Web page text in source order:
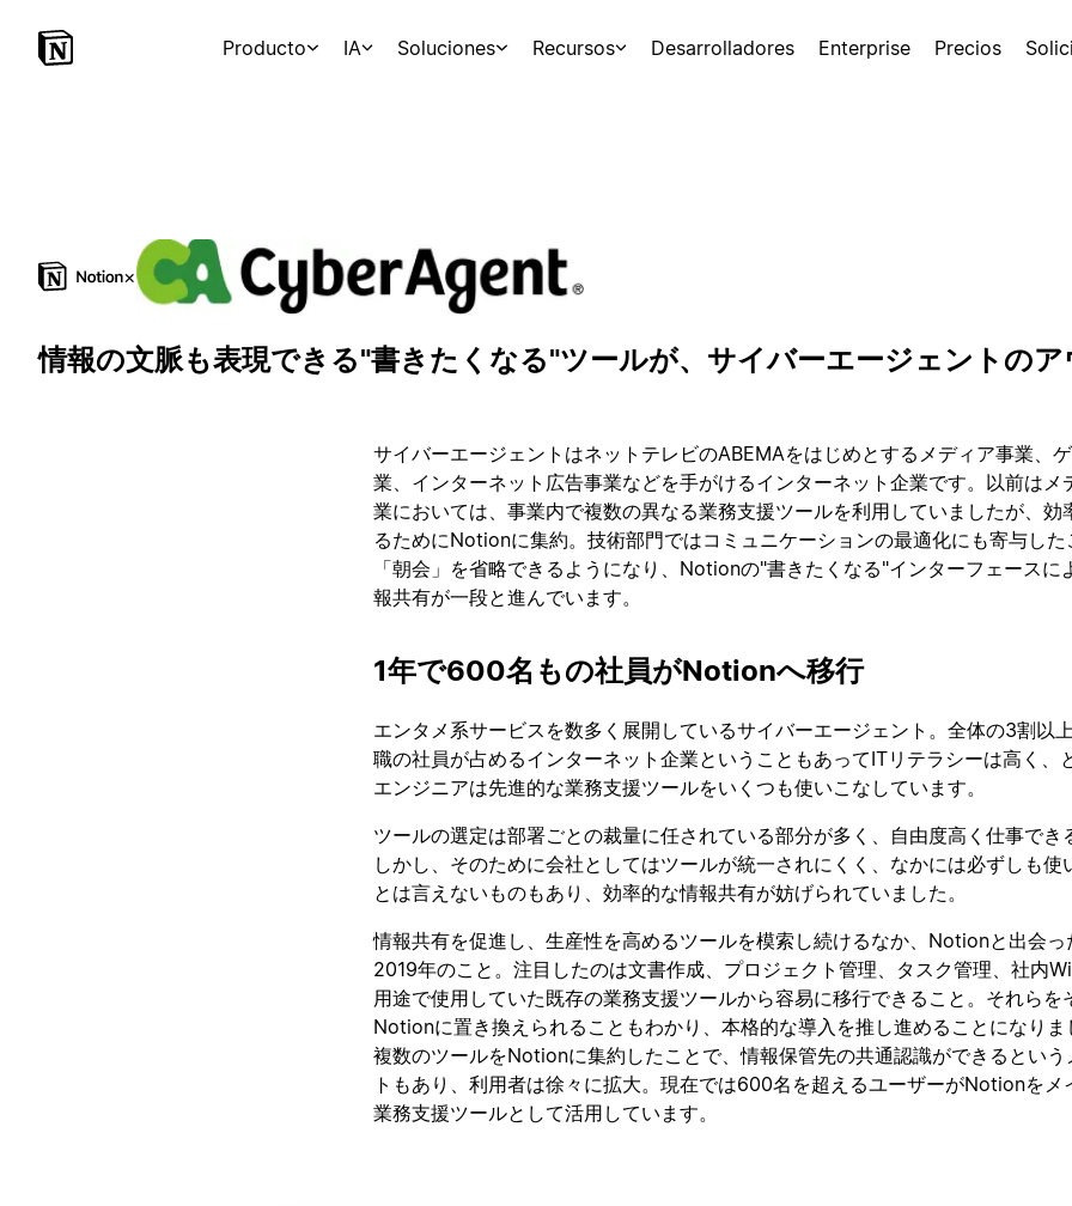
Producto IA Soluciones Recursos Desarrolladores Enterprise Precios
×
情報の文脈も表現できる"書きたくなる"ツールが、サイバーエージェントの
サイバーエージェントはネットテレビのABEMAをはじめとするメディア事業、
業、インターネット広告事業などを手がけるインターネット企業です。以前はメ
業においては、事業内で複数の異なる業務支援ツールを利用していましたが、効
るためにNotionに集約。技術部門ではコミュニケーションの最適化にも寄与した
「朝会」を省略できるようになり、Notionの"書きたくなる"インターフェースに
報共有が一段と進んでいます。
1年で600名もの社員がNotionへ移行
エンタメ系サービスを数多く展開しているサイバーエージェント。全体の3割以
職の社員が占めるインターネット企業ということもあってITリテラシーは高く、
エンジニアは先進的な業務支援ツールをいくつも使いこなしています。
ツールの選定は部署ごとの裁量に任されている部分が多く、自由度高く仕事でき
しかし、そのために会社としてはツールが統一されにくく、なかには必ずしも使
とは言えないものもあり、効率的な情報共有が妨げられていました。
情報共有を促進し、生産性を高めるツールを模索し続けるなか、Notionと出会っ
2019年のこと。注目したのは文書作成、プロジェクト管理、タスク管理、社内
用途で使用していた既存の業務支援ツールから容易に移行できること。それらを
Notionに置き換えられることもわかり、本格的な導入を推し進めることになりま
複数のツールをNotionに集約したことで、情報保管先の共通認識ができるという
トもあり、利用者は徐々に拡大。現在では600名を超えるユーザーがNotionをメ
業務支援ツールとして活用しています。